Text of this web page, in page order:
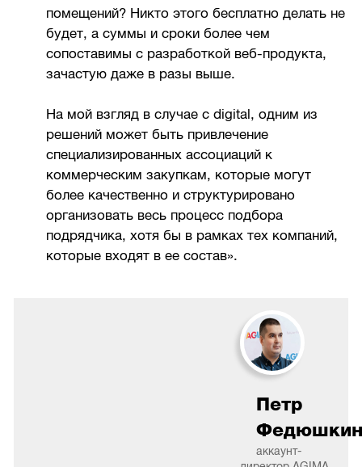
помещений? Никто этого бесплатно делать не
будет, а суммы и сроки более чем
сопоставимы с разработкой веб-продукта,
зачастую даже в разы выше.
На мой взгляд в случае с digital, одним из
решений может быть привлечение
специализированных ассоциаций к
коммерческим закупкам, которые могут
более качественно и структурировано
организовать весь процесс подбора
подрядчика, хотя бы в рамках тех компаний,
которые входят в ее состав».
Петр
аккаунт-